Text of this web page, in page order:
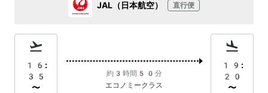
JAL（日本航空） 直行便
16:
35
〜
約3時間50分
エコノミークラス
19:
20
〜